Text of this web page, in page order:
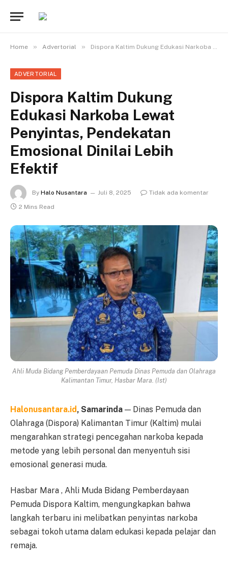
Home » Advertorial » Dispora Kaltim Dukung Edukasi Narkoba Lewat Penyintas, Pendekatan Emosional Dinilai Lebih Efektif
ADVERTORIAL
Dispora Kaltim Dukung
Edukasi Narkoba Lewat
Penyintas, Pendekatan
Emosional Dinilai Lebih
Efektif
By Halo Nusantara Juli 8, 2025
Tidak ada komentar
2 Mins Read
Ahli Muda Bidang Pemberdayaan Pemuda Dinas Pemuda dan Olahraga
Kalimantan Timur, Hasbar Mara. (Ist)
Halonusantara.id, Samarinda — Dinas Pemuda dan
Olahraga (Dispora) Kalimantan Timur (Kaltim) mulai
mengarahkan strategi pencegahan narkoba kepada
metode yang lebih personal dan menyentuh sisi
emosional generasi muda.
Hasbar Mara , Ahli Muda Bidang Pemberdayaan
Pemuda Dispora Kaltim, mengungkapkan bahwa
langkah terbaru ini melibatkan penyintas narkoba
sebagai tokoh utama dalam edukasi kepada pelajar dan
remaja.